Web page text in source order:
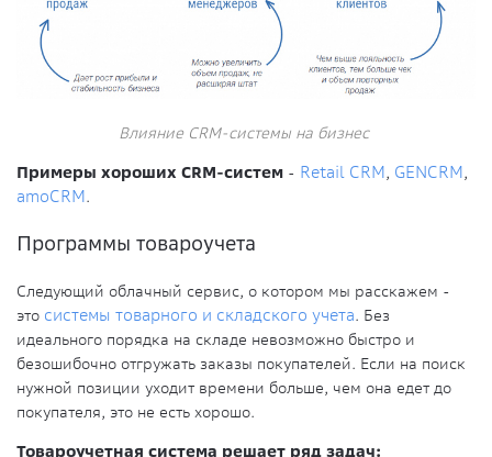
Влияние CRM-системы на бизнес
Примеры хороших CRM-систем - Retail CRM, GENCRM,
amoCRM.
Программы товароучета
Следующий облачный сервис, о котором мы расскажем -
это системы товарного и складского учета. Без
идеального порядка на складе невозможно быстро и
безошибочно отгружать заказы покупателей. Если на поиск
нужной позиции уходит времени больше, чем она едет до
покупателя, это не есть хорошо.
Товароучетная система решает ряд задач: